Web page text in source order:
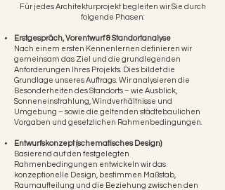
Für jedes Architekturprojekt begleiten wir Sie durch
folgende Phasen:
Erstgespräch, Vorentwurf & Standortanalyse
Nach einem ersten Kennenlernen definieren wir
gemeinsam das Ziel und die grundlegenden
Anforderungen Ihres Projekts. Dies bildet die
Grundlage unseres Auftrags. Wir analysieren die
Besonderheiten des Standorts – wie Ausblick,
Sonneneinstrahlung, Windverhältnisse und
Umgebung – sowie die geltenden städtebaulichen
Vorgaben und gesetzlichen Rahmenbedingungen.
Entwurfskonzept (schematisches Design)
Basierend auf den festgelegten
Rahmenbedingungen entwickeln wir das
konzeptionelle Design, bestimmen Maßstab,
Raumaufteilung und die Beziehung zwischen den